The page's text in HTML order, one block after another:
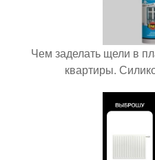
Чем заделать щели в
квартиры.